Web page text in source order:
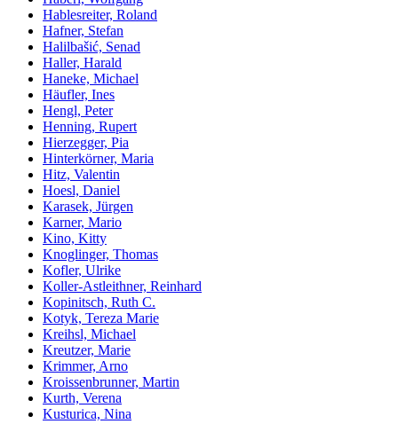
Hablesreiter, Roland
Hafner, Stefan
Halilbašić, Senad
Haller, Harald
Haneke, Michael
Häufler, Ines
Hengl, Peter
Henning, Rupert
Hierzegger, Pia
Hinterkörner, Maria
Hitz, Valentin
Hoesl, Daniel
Karasek, Jürgen
Karner, Mario
Kino, Kitty
Knoglinger, Thomas
Kofler, Ulrike
Koller-Astleithner, Reinhard
Kopinitsch, Ruth C.
Kotyk, Tereza Marie
Kreihsl, Michael
Kreutzer, Marie
Krimmer, Arno
Kroissenbrunner, Martin
Kurth, Verena
Kusturica, Nina